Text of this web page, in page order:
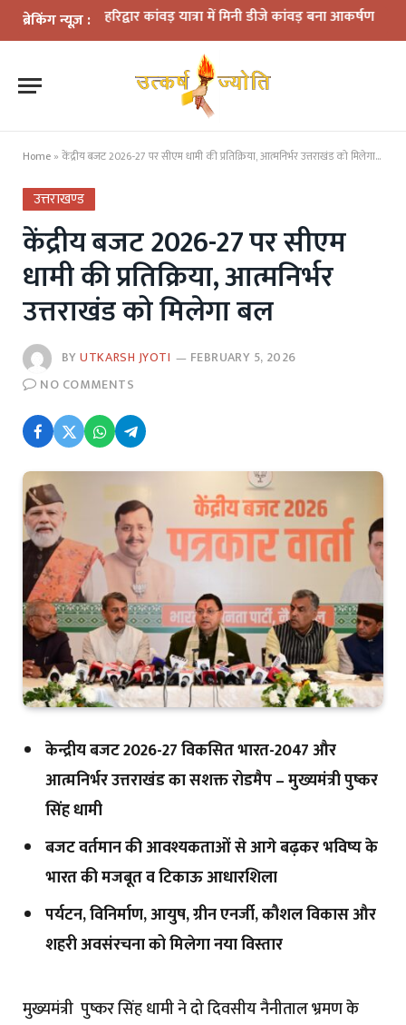
ब्रेकिंग न्यूज़ :
हरिद्वार कांवड़ यात्रा में मिनी डीजे कांवड़ बना आकर्षण धराली
Home » केंद्रीय बजट 2026-27 पर सीएम धामी की प्रतिक्रिया, आत्मनिर्भर उत्तराखंड को मिलेगा बल
उत्तराखण्ड
केंद्रीय बजट 2026-27 पर सीएम
धामी की प्रतिक्रिया, आत्मनिर्भर
उत्तराखंड को मिलेगा बल
BYUTKARSH JYOTI
FEBRUARY 5, 2026
NO COMMENTS
केन्द्रीय बजट 2026-27 विकसित भारत-2047 और
आत्मनिर्भर उत्तराखंड का सशक्त रोडमैप – मुख्यमंत्री पुष्कर
सिंह धामी
बजट वर्तमान की आवश्यकताओं से आगे बढ़कर भविष्य के
भारत की मजबूत व टिकाऊ आधारशिला
पर्यटन, विनिर्माण, आयुष, ग्रीन एनर्जी, कौशल विकास और
शहरी अवसंरचना को मिलेगा नया विस्तार
मुख्यमंत्री पुष्कर सिंह धामी ने दो दिवसीय नैनीताल भ्रमण के